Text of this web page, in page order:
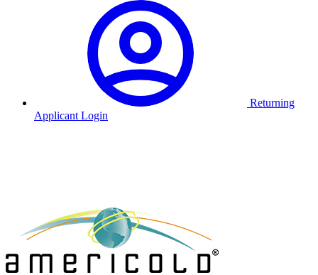
Returning
Applicant Login